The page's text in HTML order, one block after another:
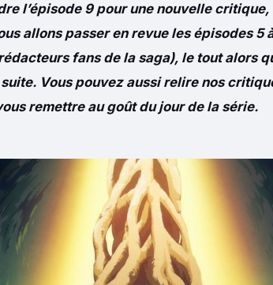
l’épisode 9 pour une nouvelle
allons passer en revue les épisodes 5
fans de la saga), le tout alors
Vous pouvez aussi relire nos
remettre au goût du jour de la série.